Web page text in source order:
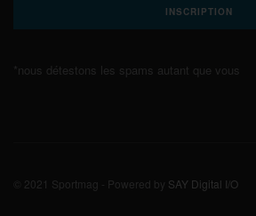
*nous détestons les spams autant que vous
© 2021 Sportmag - Powered by SAY Digital I/O